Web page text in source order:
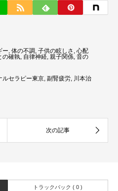
ー, 体の不調 , 子供の眩しさ , 心配
の確執, 自律神経, 親子関係, 音の
ルセラピー東京, 副腎疲労, 川本治
トラックバック ( 0 )